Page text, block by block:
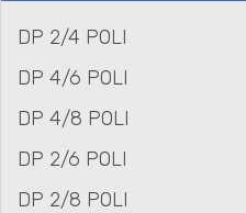
DP 2/4 POLI
DP 4/6 POLI
DP 4/8 POLI
DP 2/6 POLI
DP 2/8 POLI